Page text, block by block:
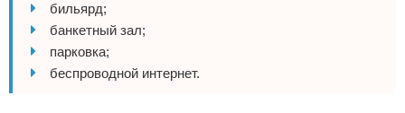
бильярд;
банкетный зал;
парковка;
беспроводной интернет.